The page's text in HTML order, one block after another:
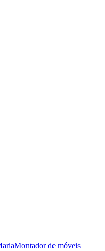
Montador de móveis